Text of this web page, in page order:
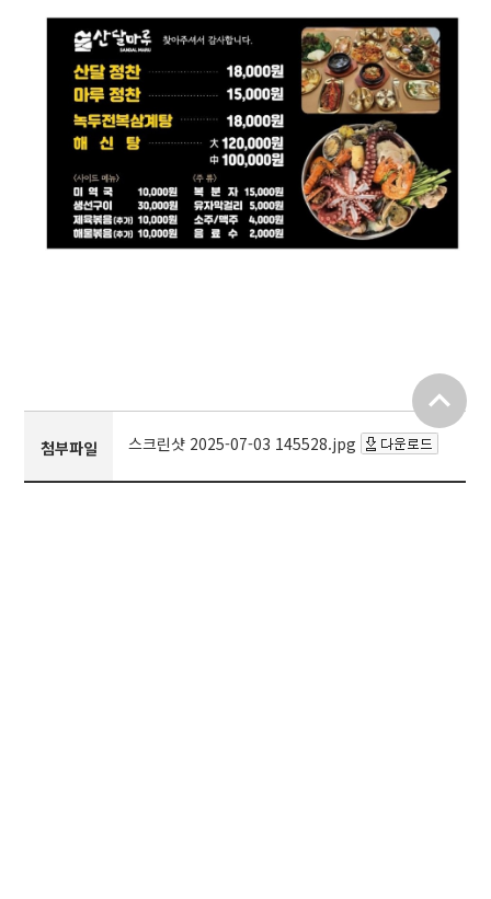
첨부파일 스크린샷 2025-07-03 145528.jpg
expand_less